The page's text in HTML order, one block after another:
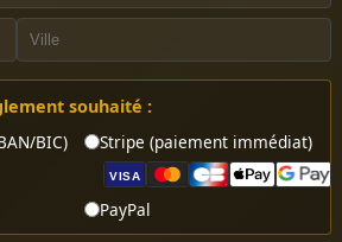
souhaité :
BIC)
Stripe (paiement immédiat)
VISA
PayPal